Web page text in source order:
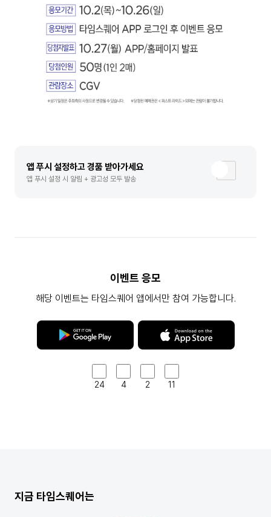
앱 푸시 설정하고 경품 받아가세요
앱 푸시 설정 시 알림 + 광고성 모두 발송
이벤트 응모
해당 이벤트는 타임스퀘어 앱에서만 참여 가능합니다.
24 4 2 11
지금 타임스퀘어는